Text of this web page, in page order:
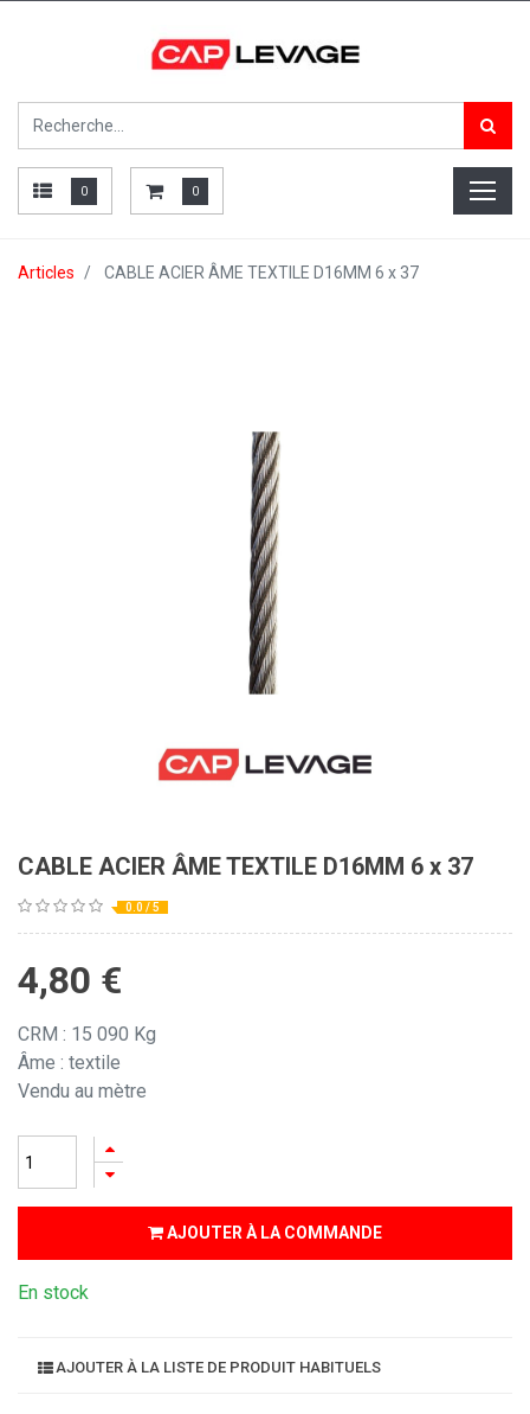
0 0
Articles CABLE ACIER ÂME TEXTILE D16MM 6 x 37
CABLE ACIER ÂME TEXTILE D16MM 6 x 37
0.0 / 5
4,80 €
CRM : 15 090 Kg
Âme : textile
Vendu au mètre
AJOUTER À LA COMMANDE
En stock
AJOUTER À LA LISTE DE PRODUIT HABITUELS